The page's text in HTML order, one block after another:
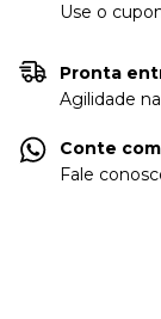
Use o
Pronta
Agilidade
Conte
Fale